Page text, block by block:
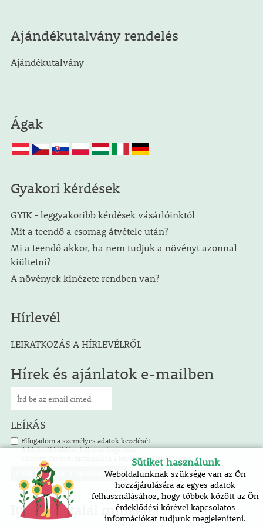
Ajándékutalvány rendelés
Ajándékutalvány
Ágak
Gyakori kérdések
GYIK - leggyakoribb kérdések vásárlóinktól
Mit a teendő a csomag átvétele után?
Mi a teendő akkor, ha nem tudjuk a növényt azonnal
kiültetni?
A növények kinézete rendben van?
Hírlevél
LEIRATKOZÁS A HÍRLEVÉLRŐL
Hírek és ajánlatok e-mailben
LEÍRÁS
Elfogadom a személyes adatok kezelését.
A hírlevél küldése teljesen ingyenes.
Minden hírlevél tartalmazza a leiratkozás lehetőségét.
Itt is megtalál minket!
Sütiket használunk
Weboldalunknak szüksége van az Ön
hozzájárulására az egyes adatok
felhasználásához, hogy többek között az Ön
érdeklődési körével kapcsolatos
információkat tudjunk megjeleníteni.